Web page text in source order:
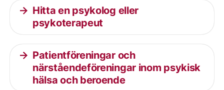
Hitta en psykolog eller
psykoterapeut
Patientföreningar och
närståendeföreningar inom psykisk
hälsa och beroende